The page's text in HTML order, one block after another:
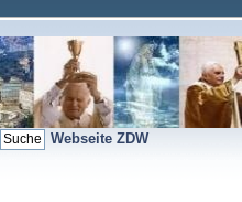
Webseite ZDW